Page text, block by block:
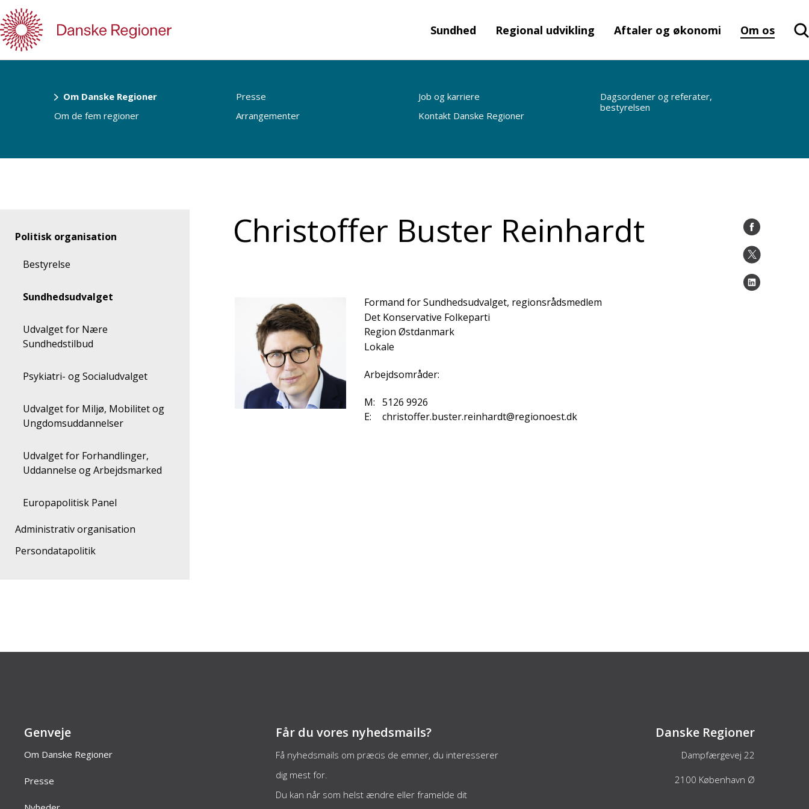
til
indhold
Sundhed Regional udvikling Aftaler og økonomi Om os
Om Danske Regioner
Om de fem regioner
Presse
Arrangementer
Job og karriere
Kontakt Danske Regioner
Dagsordener og referater,
bestyrelsen
Politisk organisation
Bestyrelse
Sundhedsudvalget
Udvalget for Nære
Sundhedstilbud
Psykiatri- og Socialudvalget
Udvalget for Miljø, Mobilitet og
Ungdomsuddannelser
Udvalget for Forhandlinger,
Uddannelse og Arbejdsmarked
Europapolitisk Panel
Administrativ organisation
Persondatapolitik
Christoffer Buster Reinhardt
Formand for Sundhedsudvalget, regionsrådsmedlem
Det Konservative Folkeparti
Region Østdanmark
Lokale
Arbejdsområder:
M: 5126 9926
E:
christoffer.buster.reinhardt@regionoest.dk
Genveje
Om Danske Regioner
Presse
Får du vores nyhedsmails?
Få nyhedsmails om præcis de emner, du interesserer
dig mest for.
Du kan når som helst ændre eller framelde dit
Danske Regioner
Dampfærgevej 22
2100 København Ø